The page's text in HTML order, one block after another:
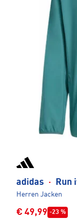
adidas · Run
Herren Jacken
€ 49,99 -23 %